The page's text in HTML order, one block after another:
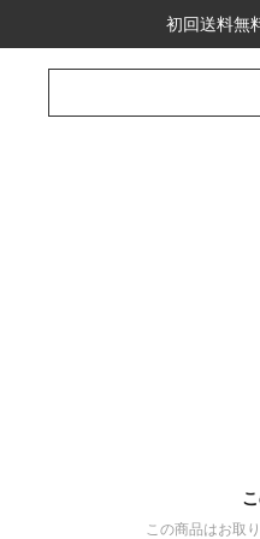
初回送料無
この商品はお取